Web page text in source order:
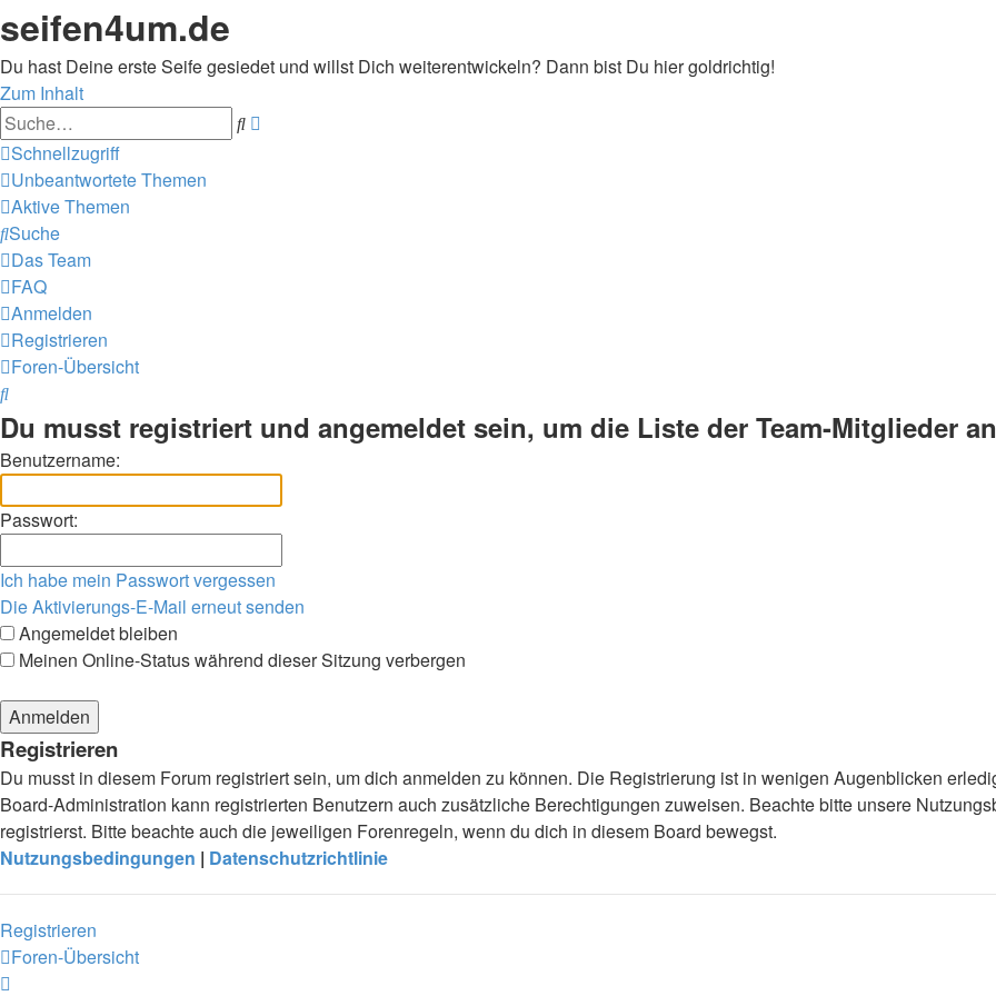
seifen4um.de
Du hast Deine erste Seife gesiedet und willst Dich weiterentwickeln? Dann bist Du hier goldrichtig!
Zum Inhalt
Suche
Schnellzugriff
Unbeantwortete Themen
Aktive Themen
Suche
Das Team
FAQ
Anmelden
Registrieren
Foren-Übersicht
Suche
Du musst registriert und angemeldet sein, um die Liste der Team-Mitglieder
Benutzername:
Passwort:
Ich habe mein Passwort vergessen
Die Aktivierungs-E-Mail erneut senden
Angemeldet bleiben
Meinen Online-Status während dieser Sitzung verbergen
Registrieren
Du musst in diesem Forum registriert sein, um dich anmelden zu können. Die Registrierung ist in wenigen Augenblicken
Board-Administration kann registrierten Benutzern auch zusätzliche Berechtigungen zuweisen. Beachte bitte unsere
registrierst. Bitte beachte auch die jeweiligen Forenregeln, wenn du dich in diesem Board bewegst.
Nutzungsbedingungen | Datenschutzrichtlinie
Registrieren
Foren-Übersicht